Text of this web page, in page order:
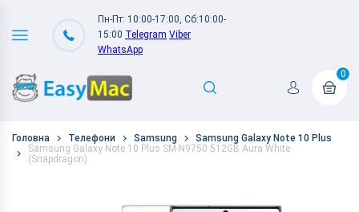
Пн-Пт: 10:00-17:00, Сб:10:00-
15:00 Telegram Viber
WhatsApp
0
Головна Телефони Samsung
Samsung Galaxy Note 10 Plus
Samsung Galaxy Note 10 Plus SM-N9750 512GB Aura White
(Snapdragon)